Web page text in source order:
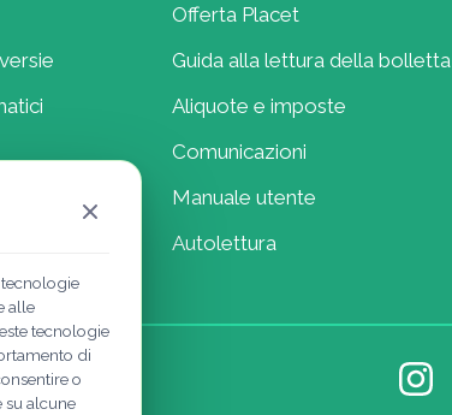
Offerta Placet
Guida alla lettura della bolletta
Aliquote e imposte
Comunicazioni
Manuale utente
Autolettura
alle
tecnologie
di
o
su alcune